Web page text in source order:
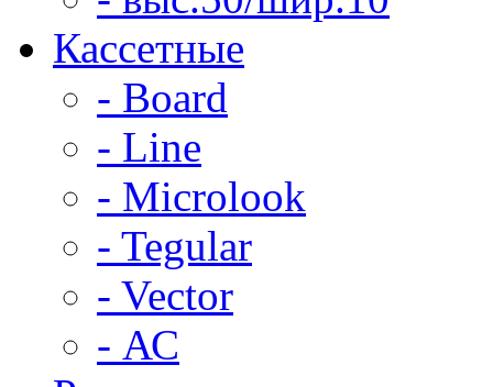
Кассетные
- Board
- Line
- Microlook
- Tegular
- Vector
- АС